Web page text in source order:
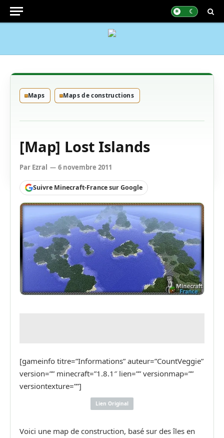
Maps Maps de constructions
[Map] Lost Islands
Par Ezral 6 novembre 2011
Suivre Minecraft-France sur Google
[gameinfo titre=”Informations” auteur=”CountVeggie”
version=”” minecraft=”1.8.1″ lien=”” versionmap=””
versiontexture=””]
Lien Original
Voici une map de construction, basé sur des îles en